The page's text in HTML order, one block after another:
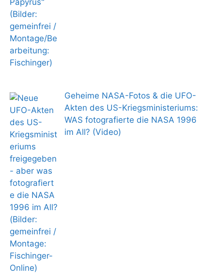
Geheime NASA-Fotos & die UFO-
Akten des US-Kriegsministeriums:
WAS fotografierte die NASA 1996
im All? (Video)